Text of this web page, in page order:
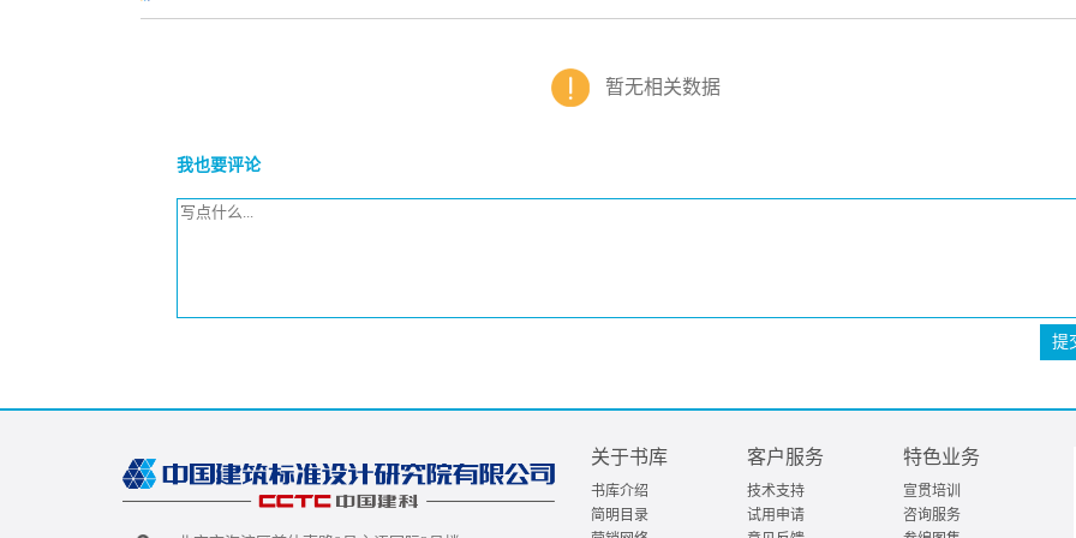
暂无相关数据
我也要评论
提
关于书库
书库介绍
简明目录
客户服务
技术支持
试用申请
特色业务
宣贯培训
咨询服务